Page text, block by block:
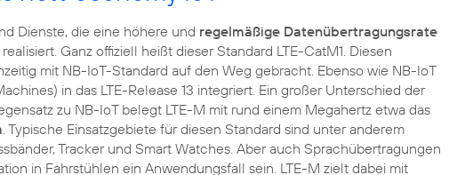
Dienste, die eine höhere und regelmäßige Datenübertragungsrate
realisiert. Ganz offiziell heißt dieser Standard LTE-CatM1. Diesen
mit NB-IoT-Standard auf den Weg gebracht. Ebenso wie NB-IoT
in das LTE-Release 13 integriert. Ein großer Unterschied der
zu NB-IoT belegt LTE-M mit rund einem Megahertz etwa das
. Typische Einsatzgebiete für diesen Standard sind unter anderem
Tracker und Smart Watches. Aber auch Sprachübertragungen
in Fahrstühlen ein Anwendungsfall sein. LTE-M zielt dabei mit